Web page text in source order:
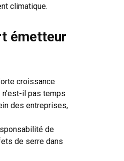
climatique.
émetteur
croissance
il pas temps
des entreprises,
de
de serre dans